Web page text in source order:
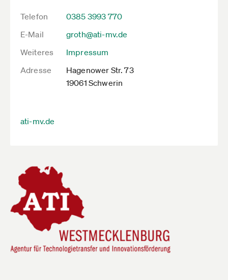
Telefon
0385 3993 770
E-Mail
groth@ati-mv.de
Weiteres
Impressum
Adresse
Hagenower Str. 73
19061 Schwerin
ati-mv.de